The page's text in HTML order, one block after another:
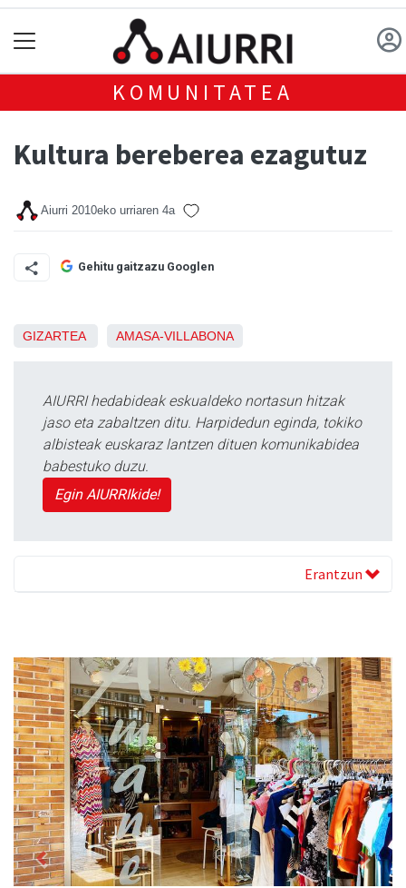
KOMUNITATEA
Kultura bereberea ezagutuz
Aiurri 2010eko urriaren 4a
Gehitu gaitzazu Googlen
GIZARTEA AMASA-VILLABONA
AIURRI hedabideak eskualdeko nortasun hitzak
jaso eta zabaltzen ditu. Harpidedun eginda, tokiko
albisteak euskaraz lantzen dituen komunikabidea
babestuko duzu.
Egin AIURRIkide!
Erantzun
Previous Next